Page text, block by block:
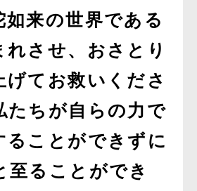
如来の世界である
れさせ、おさとり
げてお救いくださ
たちが自らの力で
ることができずに
至ることができ